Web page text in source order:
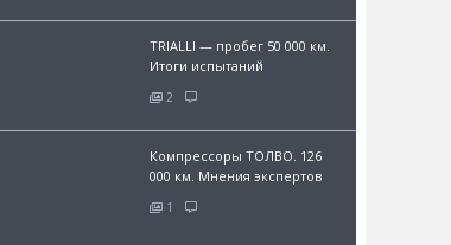
TRIALLI — пробег 50 000 км.
Итоги испытаний
2
Компрессоры ТОЛВО. 126
000 км. Мнения экспертов
1